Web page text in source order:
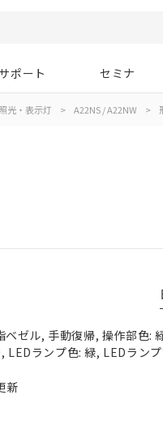
サポート セミナ
光・表示灯 > A22NS / A22NW >
ゼル, 手動復帰, 操作部色:
ランプ色: 緑, LEDラン
新